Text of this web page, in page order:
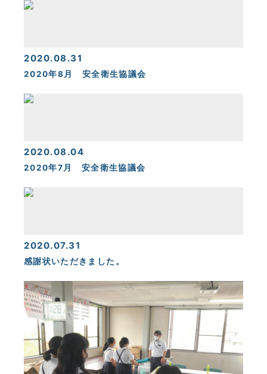
2020.08.31
2020年8月 安全衛生協議会
2020.08.04
2020年7月 安全衛生協議会
2020.07.31
感謝状いただきました。